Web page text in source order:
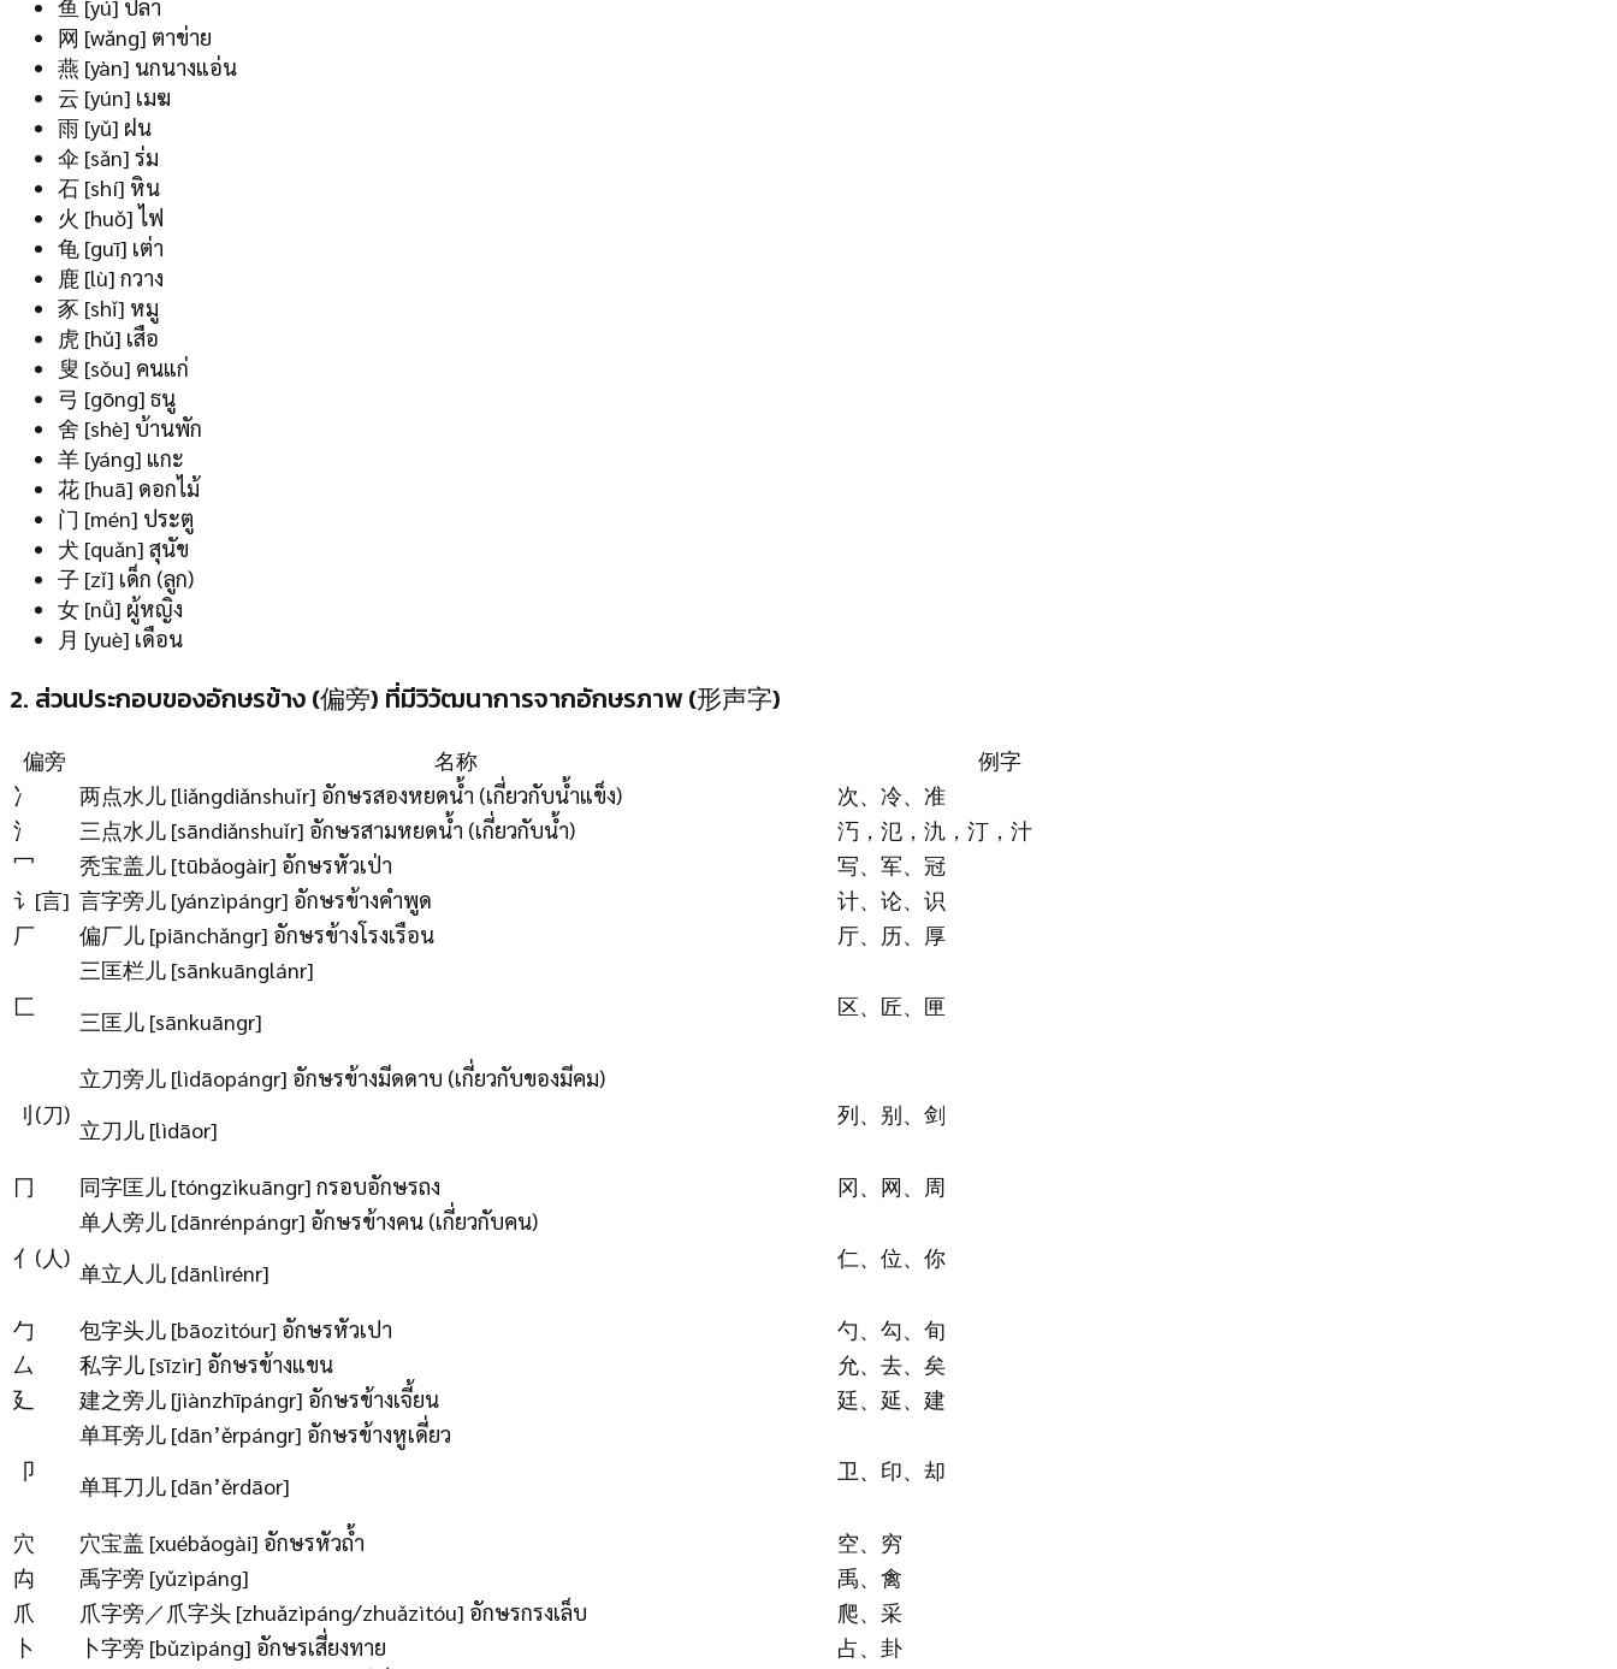
鱼 [yú] ปลา
网 [wǎng] ตาข่าย
燕 [yàn] นกนางแอ่น
云 [yún] เมฆ
雨 [yǔ] ฝน
伞 [sǎn] ร่ม
石 [shí] หิน
火 [huǒ] ไฟ
龟 [guī] เต่า
鹿 [lù] กวาง
豕 [shǐ] หมู
虎 [hǔ] เสือ
叟 [sǒu] คนแก่
弓 [gōng] ธนู
舍 [shè] บ้านพัก
羊 [yáng] แกะ
花 [huā] ดอกไม้
门 [mén] ประตู
犬 [quǎn] สุนัข
子 [zǐ] เด็ก (ลูก)
女 [nǚ] ผู้หญิง
月 [yuè] เดือน
2. ส่วนประกอบของอักษรข้าง (偏旁) ที่มีวิวัฒนาการจากอักษรภาพ (形声字)
偏旁 名称
例字
冫
两点水儿 [liǎngdiǎnshuǐr] อักษรสองหยดน้ำ (เกี่ยวกับน้ำแข็ง)
次、冷、准
氵
三点水儿 [sāndiǎnshuǐr] อักษรสามหยดน้ำ (เกี่ยวกับน้ำ)
汅，氾，氿，汀，汁
冖
秃宝盖儿 [tūbǎogàir] อักษรหัวเป่า
写、军、冠
讠[言] 言字旁儿 [yánzìpángr] อักษรข้างคำพูด
计、论、识
厂
偏厂儿 [piānchǎngr] อักษรข้างโรงเรือน 厅、历、厚
匚
三匡栏儿 [sānkuānglánr]
三匡儿 [sānkuāngr]
区、匠、匣
刂(刀)
立刀旁儿 [lìdāopángr] อักษรข้างมีดดาบ (เกี่ยวกับของมีคม)
立刀儿 [lìdāor]
列、别、剑
冂 同字匡儿 [tóngzìkuāngr] กรอบอักษรถง 冈、网、周
亻(人)
单人旁儿 [dānrénpángr] อักษรข้างคน (เกี่ยวกับคน)
单立人儿 [dānlìrénr]
仁、位、你
勹 包字头儿 [bāozìtóur] อักษรหัวเปา
勺、勾、旬
厶
私字儿 [sīzìr] อักษรข้างแขน
允、去、矣
廴
建之旁儿 [jìànzhīpángr] อักษรข้างเจี้ยน 廷、延、建
卩
单耳旁儿 [dān’ěrpángr] อักษรข้างหูเดี่ยว
单耳刀儿 [dān’ěrdāor]
卫、印、却
穴 穴宝盖 [xuébǎogài] อักษรหัวถ้ำ
空、穷
禸
禹字旁 [yǔzìpáng]
禹、禽
爪
爪字旁／爪字头 [zhuǎzìpáng/zhuǎzìtóu] อักษรกรงเล็บ
爬、采
卜
卜字旁 [bǔzìpáng] อักษรเสี่ยงทาย
占、卦